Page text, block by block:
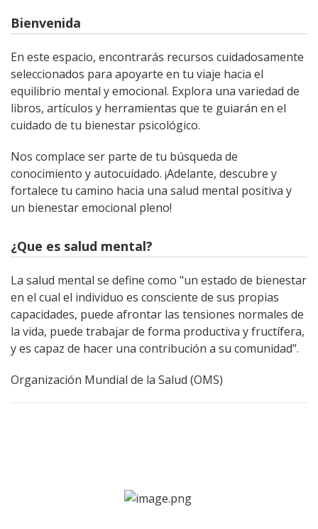
Bienvenida
En este espacio, encontrarás recursos cuidadosamente
seleccionados para apoyarte en tu viaje hacia el
equilibrio mental y emocional. Explora una variedad de
libros, artículos y herramientas que te guiarán en el
cuidado de tu bienestar psicológico.
Nos complace ser parte de tu búsqueda de
conocimiento y autocuidado. ¡Adelante, descubre y
fortalece tu camino hacia una salud mental positiva y
un bienestar emocional pleno!
¿Que es salud mental?
La salud mental se define como "un estado de bienestar
en el cual el individuo es consciente de sus propias
capacidades, puede afrontar las tensiones normales de
la vida, puede trabajar de forma productiva y fructífera,
y es capaz de hacer una contribución a su comunidad".
Organización Mundial de la Salud (OMS)